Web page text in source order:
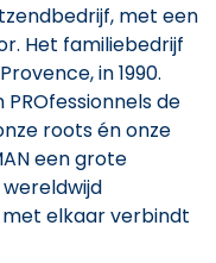
met een
Het familiebedrijf
in 1990.
PROfessionnels de
roots én onze
een grote
elkaar verbindt